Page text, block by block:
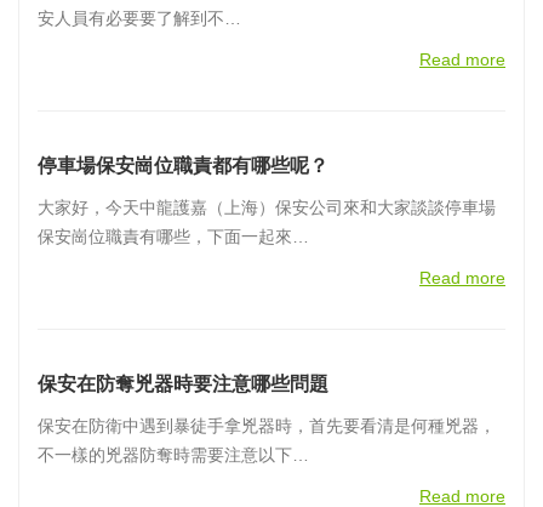
安人員有必要要了解到不…
Read more
停車場保安崗位職責都有哪些呢？
大家好，今天中龍護嘉（上海）保安公司來和大家談談停車場
保安崗位職責有哪些，下面一起來…
Read more
保安在防奪兇器時要注意哪些問題
保安在防衛中遇到暴徒手拿兇器時，首先要看清是何種兇器，
不一樣的兇器防奪時需要注意以下…
Read more